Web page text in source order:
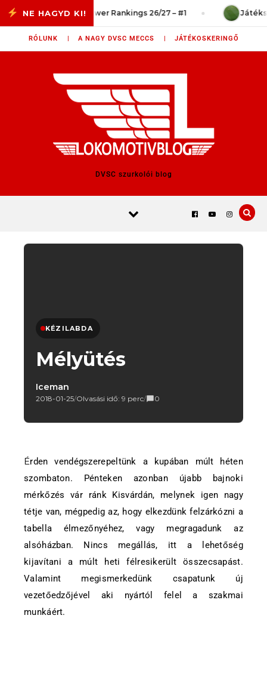
Skip to content
Power Rankings 26/27 – #1
RÓLUNK | A NAGY DVSC MECCS | JÁTÉKOSKERINGŐ
DVSC szurkolói blog
KÉZILABDA
Mélyütés
Iceman
2018-01-25/Olvasási idő: 9 perc/ 0
Érden vendégszerepeltünk a kupában múlt héten
szombaton. Pénteken azonban újabb bajnoki
mérkőzés vár ránk Kisvárdán, melynek igen nagy
tétje van, mégpedig az, hogy elkezdünk felzárkózni a
tabella élmezőnyéhez, vagy megragadunk az
alsóházban. Nincs megállás, itt a lehetőség
kijavítani a múlt heti félresikerült összecsapást.
Valamint megismerkedünk csapatunk új
vezetőedzőjével aki nyártól felel a szakmai
munkáért.